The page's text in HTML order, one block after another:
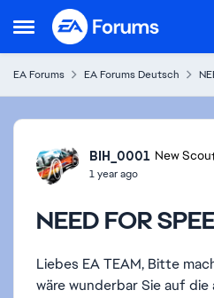
Open Side Menu
Skip to content
EA Forums EA Forums Deutsch
Forum Discussion
BIH_0001 New
1 year ago
NEED FOR
Liebes EA TEAM, Bitte macht eine Underground Collection mit Underground 1+2. Es sind zeitlose Klassiker, es
wäre wunderbar Sie auf